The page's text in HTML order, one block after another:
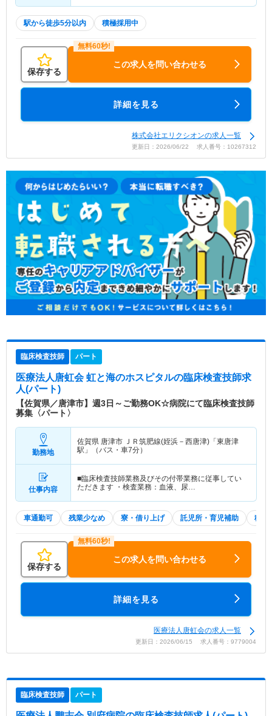
駅から徒歩5分以内 積極採用中
保存する
この求人を問い合わせる
詳細を見る
株式会社エリクシオンの求人一覧
更新日：2026/06/22 求人番号：10267312
臨床検査技師 パート
医療法人唐虹会 虹と海のホスピタルの臨床検査技師求
人(パート)
【佐賀県／唐津市】週3日～ご勤務OK☆病院にて臨床検査技師
募集〈パート〉
勤務地
佐賀県 唐津市 ＪＲ筑肥線(姪浜－西唐津)「東唐津
駅」（バス・車7分）
仕事内容
■臨床検査技師業務及びその付帯業務に従事してい
ただきます ・検査業務：血液、尿…
車通勤可 残業少なめ 寮・借り上げ 託児所・育児補助 積極
保存する
この求人を問い合わせる
詳細を見る
医療法人唐虹会の求人一覧
更新日：2026/06/15 求人番号：9779004
臨床検査技師 パート